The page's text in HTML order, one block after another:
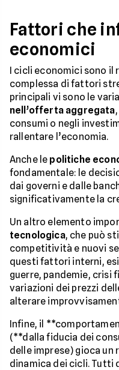
Fattori che
economici
I cicli economici sono il
complessa di fattori
principali vi sono le
nell’offerta aggregata
consumi o negli
rallentare l’economia.
Anche le politiche
fondamentale: le
dai governi e dalle
significativamente la
Un altro elemento
tecnologica, che può
competitività e nuovi
questi fattori interni,
guerre, pandemie, crisi
variazioni dei prezzi
alterare
Infine, il
(**dalla fiducia dei
delle imprese) gioca
dinamica dei cicli. Tutti